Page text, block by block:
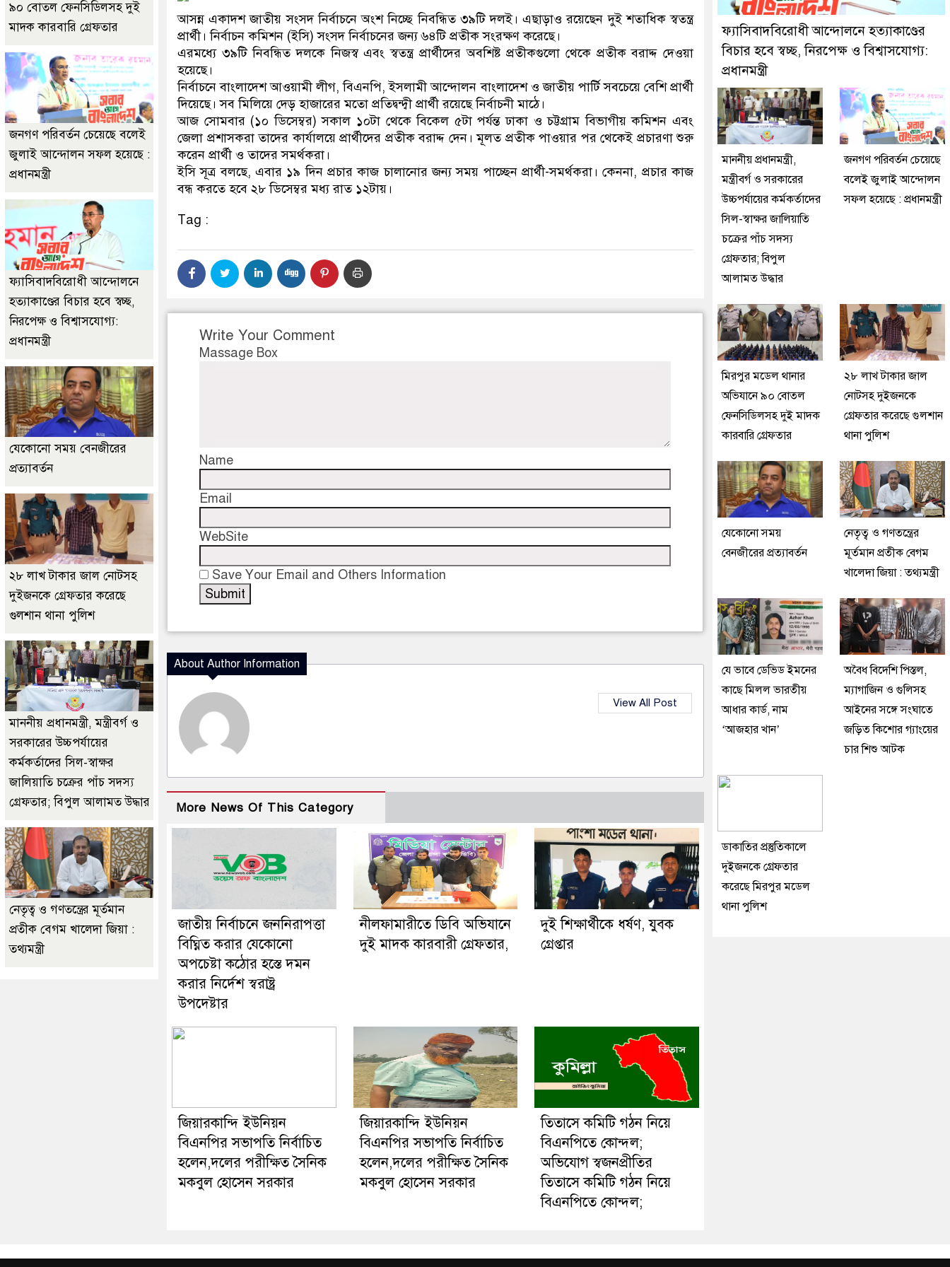
ডাকাতির প্রস্তুতিকালে দুইজনকে গ্রেফতার করেছে মিরপুর মডেল থানা পুলিশ
আসন্ন একাদশ জাতীয় সংসদ নির্বাচনে অংশ নিচ্ছে নিবন্ধিত ৩৯টি দলই। এছাড়াও রয়েছেন দুই শতাধিক স্বতন্ত্র
প্রার্থী। নির্বাচন কমিশন (ইসি) সংসদ নির্বাচনের জন্য ৬৪টি প্রতীক সংরক্ষণ করেছে।
এরমধ্যে ৩৯টি নিবন্ধিত দলকে নিজস্ব এবং স্বতন্ত্র প্রার্থীদের অবশিষ্ট প্রতীকগুলো থেকে প্রতীক বরাদ্দ দেওয়া
হয়েছে।
নির্বাচনে বাংলাদেশ আওয়ামী লীগ, বিএনপি, ইসলামী আন্দোলন বাংলাদেশ ও জাতীয় পার্টি সবচেয়ে বেশি প্রার্থী
দিয়েছে। সব মিলিয়ে দেড় হাজারের মতো প্রতিদ্বন্দ্বী প্রার্থী রয়েছে নির্বাচনী মাঠে।
আজ সোমবার (১০ ডিসেম্বর) সকাল ১০টা থেকে বিকেল ৫টা পর্যন্ত ঢাকা ও চট্টগ্রাম বিভাগীয় কমিশন এবং
জেলা প্রশাসকরা তাদের কার্যালয়ে প্রার্থীদের প্রতীক বরাদ্দ দেন। মূলত প্রতীক পাওয়ার পর থেকেই প্রচারণা শুরু
করেন প্রার্থী ও তাদের সমর্থকরা।
ইসি সূত্র বলছে, এবার ১৯ দিন প্রচার কাজ চালানোর জন্য সময় পাচ্ছেন প্রার্থী-সমর্থকরা। কেননা, প্রচার কাজ
বন্ধ করতে হবে ২৮ ডিসেম্বর মধ্য রাত ১২টায়।
Tag :
Write Your Comment
Massage Box
Name
Email
WebSite
Save Your Email and Others Information
About Author Information
View All Post
More News Of This Category
জাতীয় নির্বাচনে জননিরাপত্তা
বিঘ্নিত করার যেকোনো
অপচেষ্টা কঠোর হস্তে দমন
করার নির্দেশ স্বরাষ্ট্র
উপদেষ্টার
নীলফামারীতে ডিবি অভিযানে
দুই মাদক কারবারী গ্রেফতার,
দুই শিক্ষার্থীকে ধর্ষণ, যুবক
গ্রেপ্তার
জিয়ারকান্দি ইউনিয়ন
বিএনপির সভাপতি নির্বাচিত
হলেন,দলের পরীক্ষিত সৈনিক
মকবুল হোসেন সরকার
জিয়ারকান্দি ইউনিয়ন
বিএনপির সভাপতি নির্বাচিত
হলেন,দলের পরীক্ষিত সৈনিক
মকবুল হোসেন সরকার
তিতাসে কমিটি গঠন নিয়ে
বিএনপিতে কোন্দল;
অভিযোগ স্বজনপ্রীতির
তিতাসে কমিটি গঠন নিয়ে
বিএনপিতে কোন্দল;
৯০ বোতল ফেনসিডিলসহ দুই
মাদক কারবারি গ্রেফতার
জনগণ পরিবর্তন চেয়েছে বলেই
জুলাই আন্দোলন সফল হয়েছে :
প্রধানমন্ত্রী
ফ্যাসিবাদবিরোধী আন্দোলনে
হত্যাকাণ্ডের বিচার হবে স্বচ্ছ,
নিরপেক্ষ ও বিশ্বাসযোগ্য:
প্রধানমন্ত্রী
যেকোনো সময় বেনজীরের
প্রত্যাবর্তন
২৮ লাখ টাকার জাল নোটসহ
দুইজনকে গ্রেফতার করেছে
গুলশান থানা পুলিশ
মাননীয় প্রধানমন্ত্রী, মন্ত্রীবর্গ ও
সরকারের উচ্চপর্যায়ের
কর্মকর্তাদের সিল-স্বাক্ষর
জালিয়াতি চক্রের পাঁচ সদস্য
গ্রেফতার; বিপুল আলামত উদ্ধার
নেতৃত্ব ও গণতন্ত্রের মূর্তমান
প্রতীক বেগম খালেদা জিয়া :
তথ্যমন্ত্রী
ফ্যাসিবাদবিরোধী আন্দোলনে হত্যাকাণ্ডের
বিচার হবে স্বচ্ছ, নিরপেক্ষ ও বিশ্বাসযোগ্য:
প্রধানমন্ত্রী
মাননীয় প্রধানমন্ত্রী,
মন্ত্রীবর্গ ও সরকারের
উচ্চপর্যায়ের কর্মকর্তাদের
সিল-স্বাক্ষর জালিয়াতি
চক্রের পাঁচ সদস্য
গ্রেফতার; বিপুল
আলামত উদ্ধার
জনগণ পরিবর্তন চেয়েছে
বলেই জুলাই আন্দোলন
সফল হয়েছে : প্রধানমন্ত্রী
মিরপুর মডেল থানার
অভিযানে ৯০ বোতল
ফেনসিডিলসহ দুই মাদক
কারবারি গ্রেফতার
২৮ লাখ টাকার জাল
নোটসহ দুইজনকে
গ্রেফতার করেছে গুলশান
থানা পুলিশ
যেকোনো সময়
বেনজীরের প্রত্যাবর্তন
নেতৃত্ব ও গণতন্ত্রের
মূর্তমান প্রতীক বেগম
খালেদা জিয়া : তথ্যমন্ত্রী
যে ভাবে ডেভিড ইমনের
কাছে মিলল ভারতীয়
আধার কার্ড, নাম
‘আজহার খান’
অবৈধ বিদেশি পিস্তল,
ম্যাগাজিন ও গুলিসহ
আইনের সঙ্গে সংঘাতে
জড়িত কিশোর গ্যাংয়ের
চার শিশু আটক
ডাকাতির প্রস্তুতিকালে
দুইজনকে গ্রেফতার
করেছে মিরপুর মডেল
থানা পুলিশ